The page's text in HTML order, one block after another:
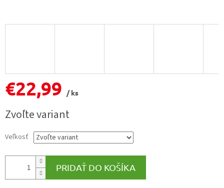
€22,99
/ ks
cena:
Zvoľte variant
Veľkosť
PRIDAŤ DO KOŠÍKA